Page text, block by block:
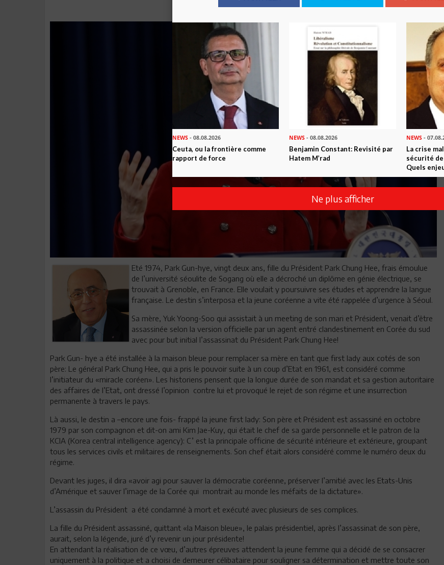
Eté 1974, Park Gun-hye, vingt deux ans, fille du Président Park Chung Hee, frais émoulue
de l’université séoulite de Sogang où elle a décroché un diplôme en génie électrique, se
trouvait à Grenoble, en France. Elle voulait y poursuivre ses études et apprendre la langue
française. Le destin s’interposa et la jeune coréenne a vite été rappelée d’urgence à Séoul.
Sa mère, Yuk Yoong-Soo qui assistait à un meeting de son mari et Président, venait d’être
assassinée selon la version officielle par un agent entré clandestinement en Corée du sud
avec pour but initial l’assassinat du Président Park Chung Hee!
Park Gun- hye a été installée à la maison bleue pour remplacer sa mère en tant que first lady aux cotés de son
père: Le général Park Chung Hee, qui a pris le pouvoir suite à un coup d’Etat en 1961, est considéré comme
l’initiateur du «miracle coréen». Les historiens pensent que la longue durée de son mandat et sa gestion autoritaire
des affaires de l’Etat, ont dressé l’opinion contre lui et provoqué le rejet de son régime et une insurrection
permanente à travers le pays.
Là aussi, le destin a –encore une fois- frappé la jeune first lady: Son père et Président est assassiné en octobre
1979 par son compagnon et dit-on ami Kim Jae-Kuy, qui était le chef de sa garde personnelle et le patron de la
KCIA (Korea central intelligence agency): C’ est la principale officine de sécurité intérieure et extérieure, groupant
tous les services civils et militaires de renseignements. Son chef était alors considéré comme le numéro deux du
régime.
Devant les juges, il dira «avoir agi pour sauver la démocratie coréenne, préserver l’amitié avec les Etats-Unis
d’Amérique et sauver l’image de la Corée qui montrait au monde les méfaits de la dictature».
L’assassin du Président a été condamné à mort et exécuté avec plusieurs de ses complices.
La fille du Président assassiné, quittant «la Maison bleue», le palais présidentiel, après l’assassinat de son père,
aurait, selon la légende, juré d’y revenir un jour présidente!
En attendant la réalisation de ce vœu, d’autres épreuves attendent la jeune femme qui a décidé de se consacrer
uniquement à la politique et a choisi de demeurer célibataire pour souligner sa détermination et mettre toute son
NEWS - 08.08.2026
Ceuta, ou la frontière comme
rapport de force
NEWS - 08.08.2026
Benjamin Constant: Revisité par
Hatem M’rad
NEWS-
La crise
sécurité
Quels
Ne plus afficher